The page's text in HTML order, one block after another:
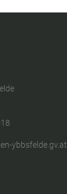
ybbsfelde.gv.at